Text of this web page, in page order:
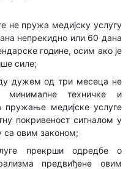
не пружа медијску услугу
непрекидно или 60 дана
године, осим ако је
силе;
дужем од три месеца не
минималне техничке и
пружање медијске услуге
покривеност сигналом у
са овим законом;
прекрши одредбе о
предвиђене овим